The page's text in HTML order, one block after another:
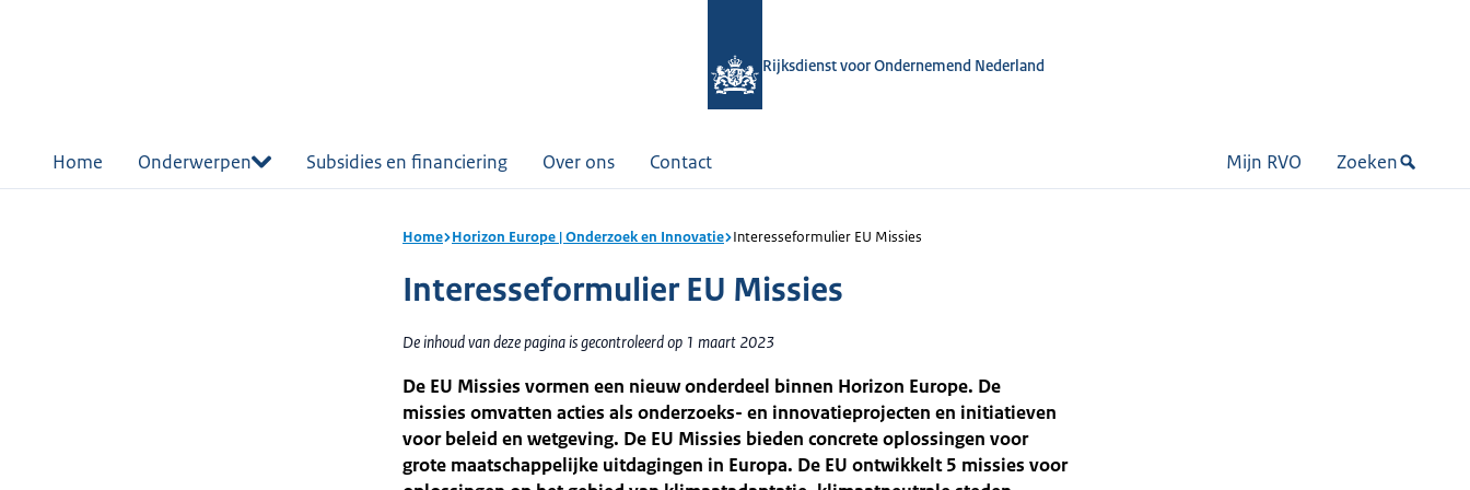
Rijksdienst voor Ondernemend Nederland
Home Onderwerpen Subsidies en financiering Over ons Contact Mijn RVO Zoeken
Home Horizon Europe | Onderzoek en Innovatie Interesseformulier EU Missies
Interesseformulier EU Missies
De inhoud van deze pagina is gecontroleerd op 1 maart 2023
De EU Missies vormen een nieuw onderdeel binnen Horizon Europe. De
missies omvatten acties als onderzoeks- en innovatieprojecten en initiatieven
voor beleid en wetgeving. De EU Missies bieden concrete oplossingen voor
grote maatschappelijke uitdagingen in Europa. De EU ontwikkelt 5 missies voor